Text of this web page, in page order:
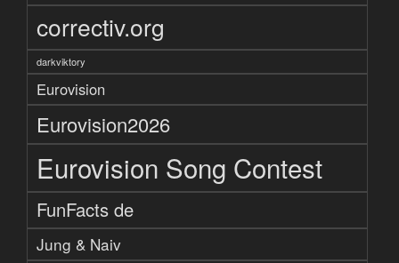
correctiv.org
darkviktory
Eurovision
Eurovision2026
Eurovision Song Contest
FunFacts de
Jung & Naiv